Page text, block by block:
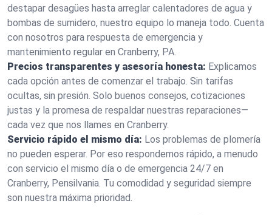
destapar desagües hasta arreglar calentadores de agua y
bombas de sumidero, nuestro equipo lo maneja todo. Cuenta
con nosotros para respuesta de emergencia y
mantenimiento regular en Cranberry, PA.
Precios transparentes y asesoría honesta: Explicamos
cada opción antes de comenzar el trabajo. Sin tarifas
ocultas, sin presión. Solo buenos consejos, cotizaciones
justas y la promesa de respaldar nuestras reparaciones—
cada vez que nos llames en Cranberry.
Servicio rápido el mismo día: Los problemas de plomería
no pueden esperar. Por eso respondemos rápido, a menudo
con servicio el mismo día o de emergencia 24/7 en
Cranberry, Pensilvania. Tu comodidad y seguridad siempre
son nuestra máxima prioridad.